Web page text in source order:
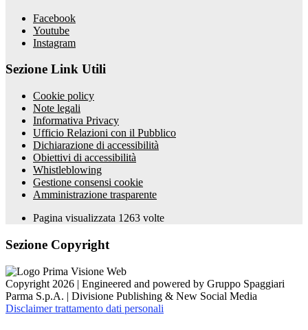
Facebook
Youtube
Instagram
Sezione Link Utili
Cookie policy
Note legali
Informativa Privacy
Ufficio Relazioni con il Pubblico
Dichiarazione di accessibilità
Obiettivi di accessibilità
Whistleblowing
Gestione consensi cookie
Amministrazione trasparente
Pagina visualizzata 1263 volte
Sezione Copyright
Copyright 2026 | Engineered and powered by Gruppo Spaggiari
Parma S.p.A. | Divisione Publishing & New Social Media
Disclaimer trattamento dati personali